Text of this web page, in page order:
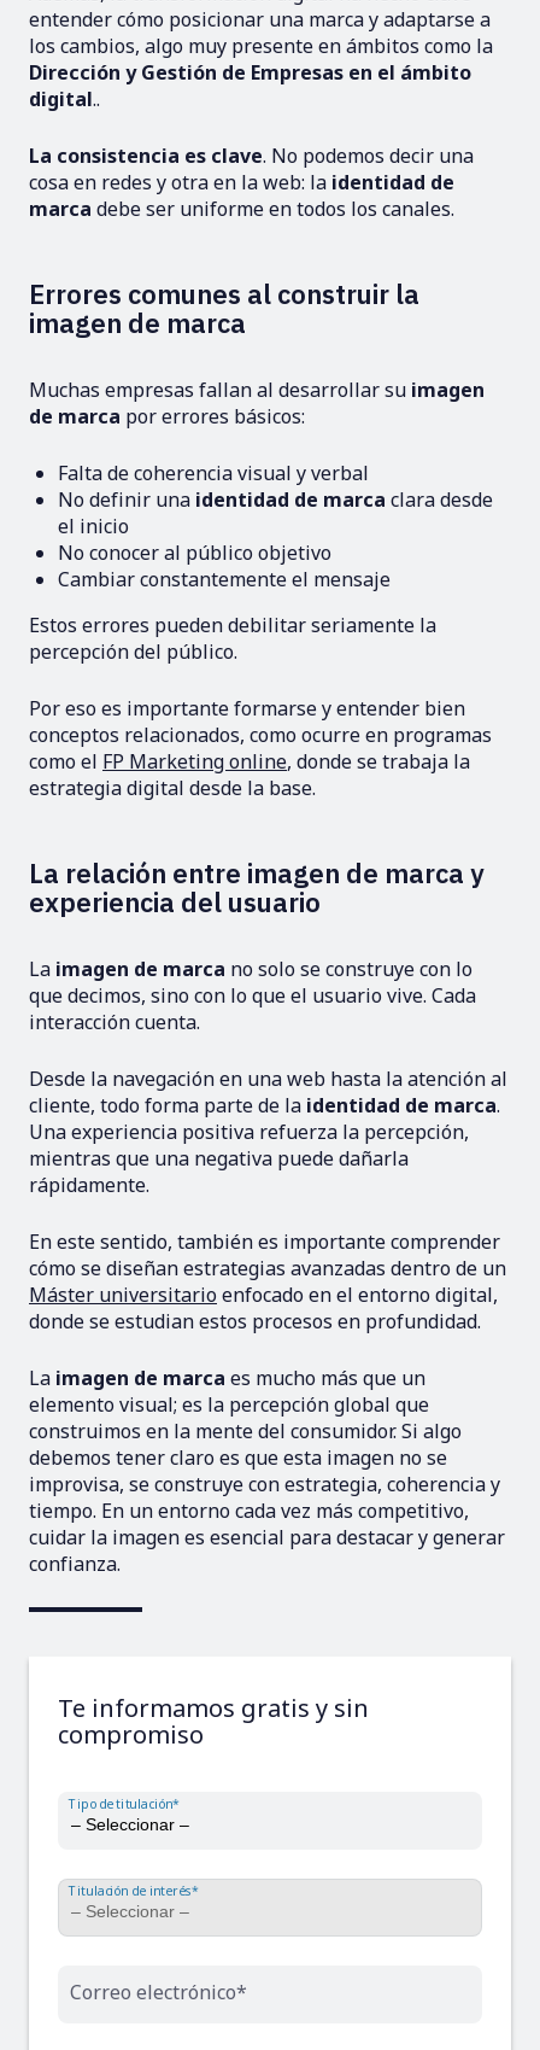
entender cómo posicionar una marca y adaptarse a
los cambios, algo muy presente en ámbitos como la
Dirección y Gestión de Empresas en el ámbito
digital..
La consistencia es clave. No podemos decir una
cosa en redes y otra en la web: la identidad de
marca debe ser uniforme en todos los canales.
Errores comunes al construir la
imagen de marca
Muchas empresas fallan al desarrollar su imagen
de marca por errores básicos:
Falta de coherencia visual y verbal
No definir una identidad de marca clara desde
el inicio
No conocer al público objetivo
Cambiar constantemente el mensaje
Estos errores pueden debilitar seriamente la
percepción del público.
Por eso es importante formarse y entender bien
conceptos relacionados, como ocurre en programas
como el FP Marketing online, donde se trabaja la
estrategia digital desde la base.
La relación entre imagen de marca y
experiencia del usuario
La imagen de marca no solo se construye con lo
que decimos, sino con lo que el usuario vive. Cada
interacción cuenta.
Desde la navegación en una web hasta la atención al
cliente, todo forma parte de la identidad de marca.
Una experiencia positiva refuerza la percepción,
mientras que una negativa puede dañarla
rápidamente.
En este sentido, también es importante comprender
cómo se diseñan estrategias avanzadas dentro de un
Máster universitarioenfocado en el entorno digital,
donde se estudian estos procesos en profundidad.
La imagen de marca es mucho más que un
elemento visual; es la percepción global que
construimos en la mente del consumidor. Si algo
debemos tener claro es que esta imagen no se
improvisa, se construye con estrategia, coherencia y
tiempo. En un entorno cada vez más competitivo,
cuidar la imagen es esencial para destacar y generar
confianza.
Te informamos gratis y sin
compromiso
Tipo de titulación*
Titulación de interés*
Correo electrónico*